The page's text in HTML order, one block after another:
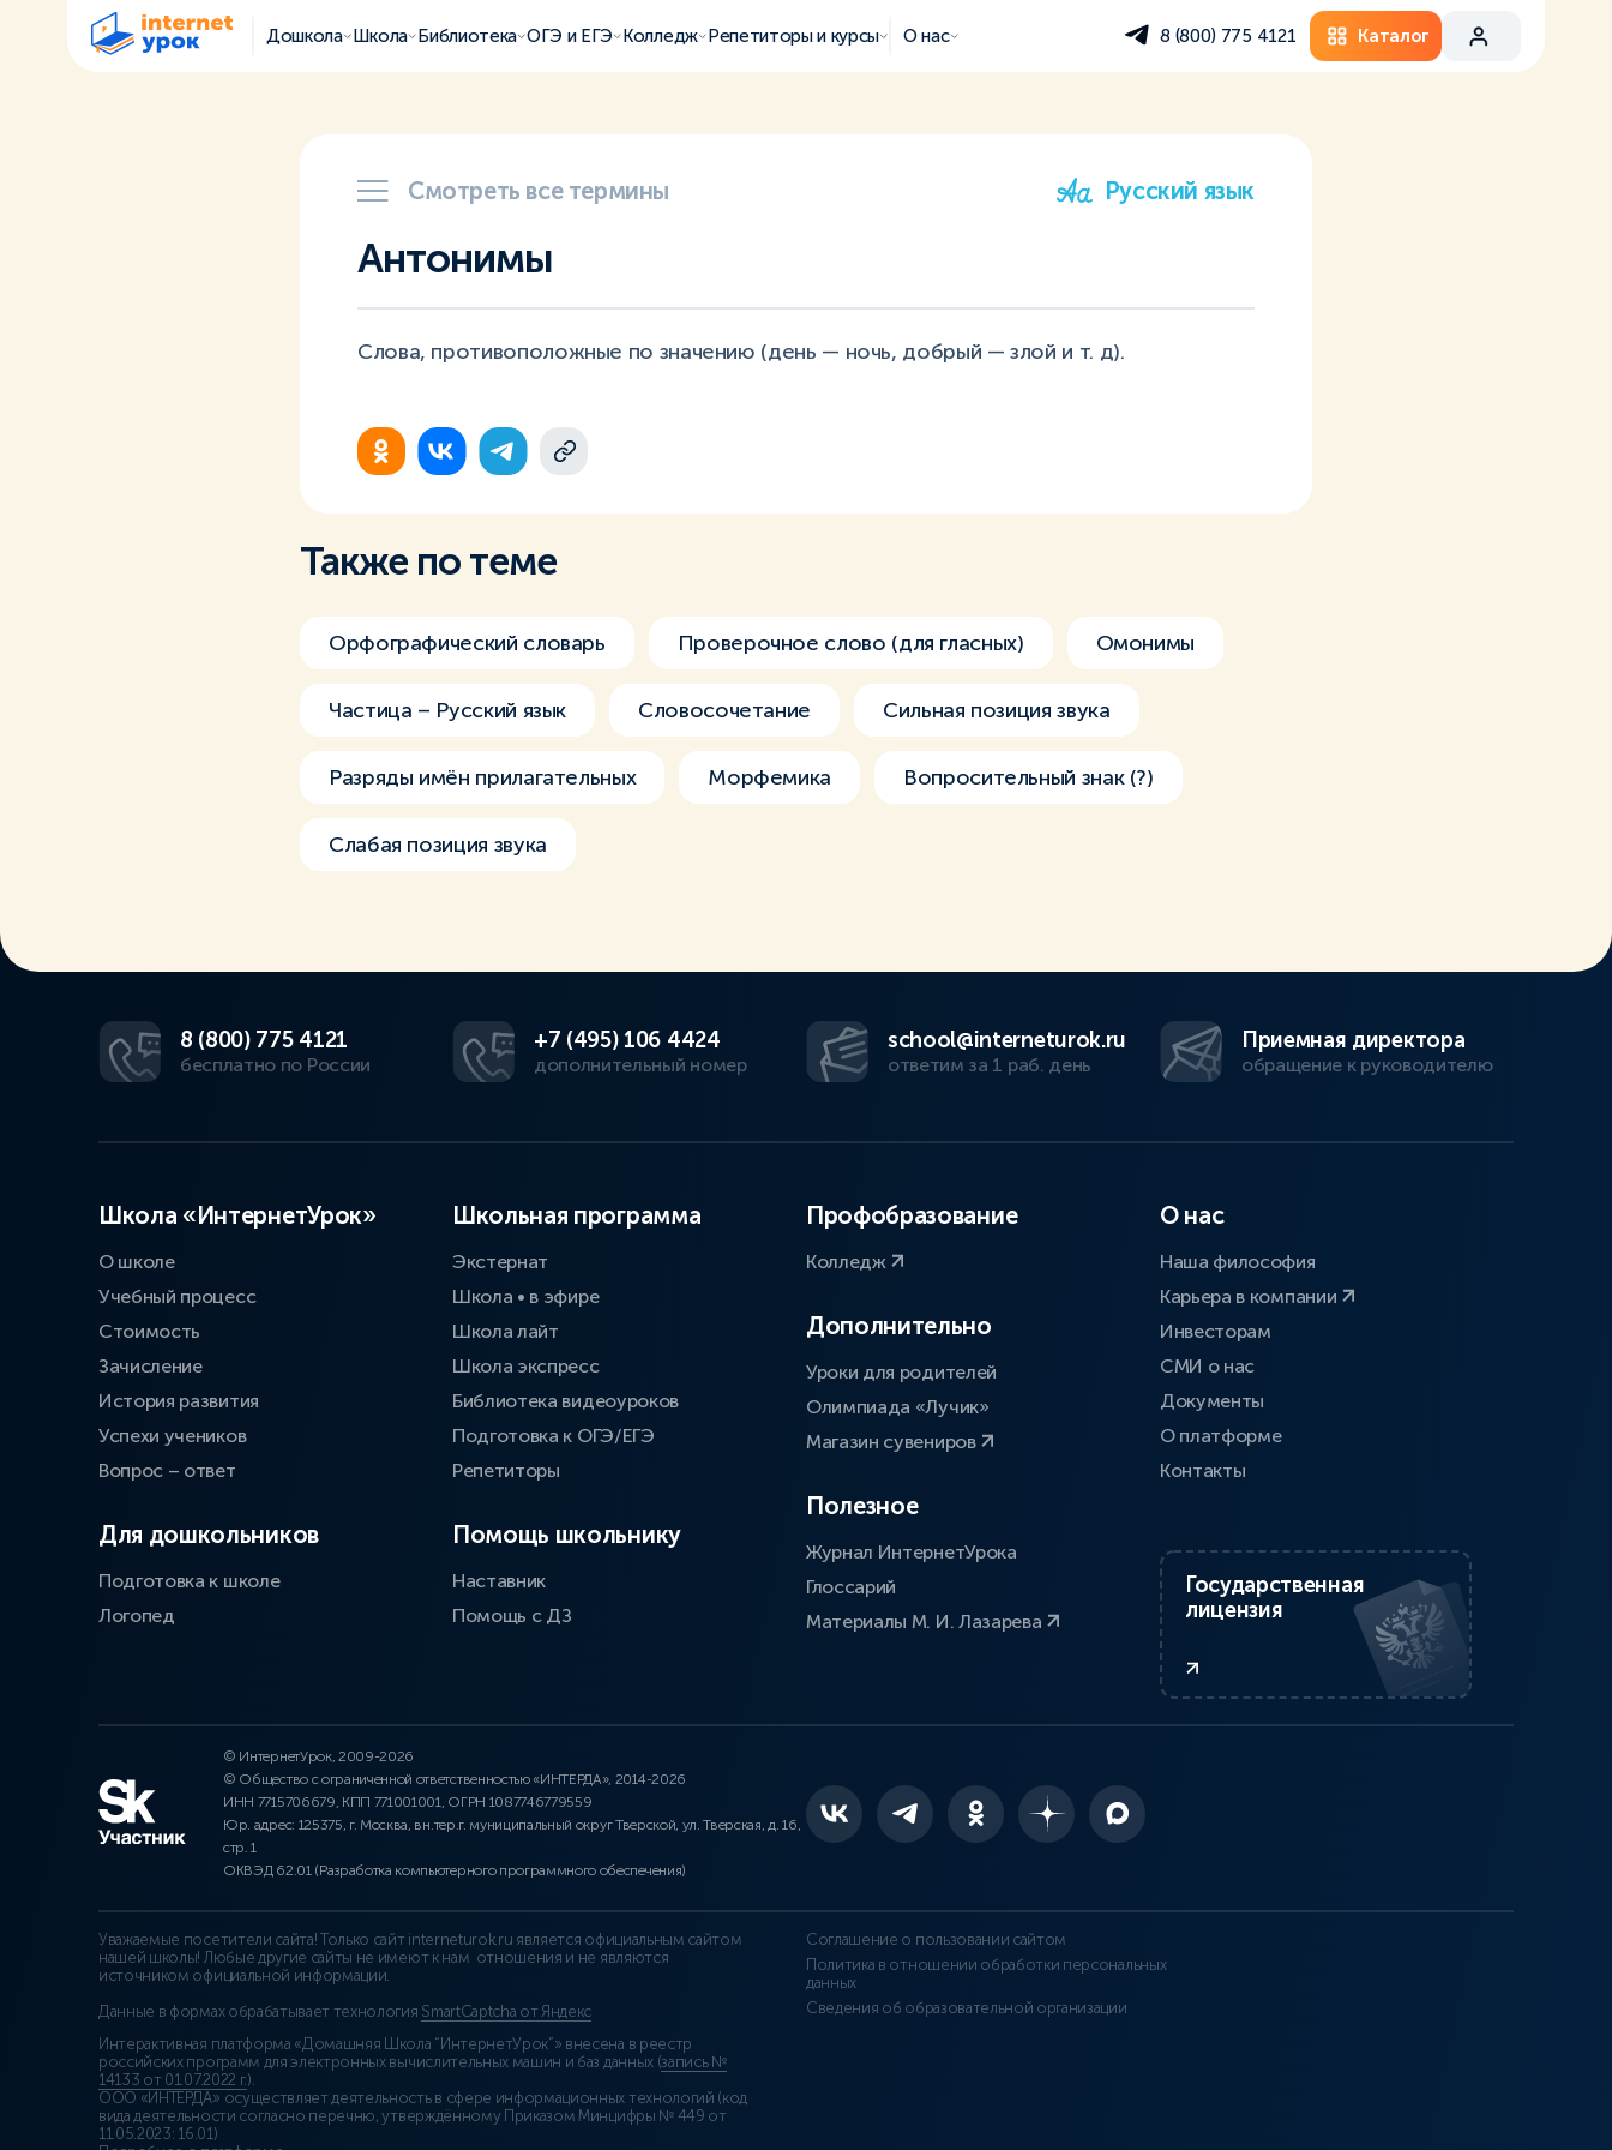
Дошкола Школа Библиотека ОГЭ и ЕГЭ Колледж Репетиторы и курсы О нас 8 (800) 775 4121 Каталог
Смотреть все термины Русский язык
Антонимы
Слова, противоположные по значению (день — ночь, добрый — злой и т. д).
Также по теме
Орфографический словарь Проверочное слово (для гласных) Омонимы
Частица – Русский язык Словосочетание Сильная позиция звука
Разряды имён прилагательных Морфемика Вопросительный знак (?)
Слабая позиция звука
8 (800) 775 4121
бесплатно по России
+7 (495) 106 4424
дополнительный номер
school@interneturok.ru
ответим за 1 раб. день
Приемная директора
обращение к руководителю
Школа «ИнтернетУрок»
О школе
Учебный процесс
Стоимость
Зачисление
История развития
Успехи учеников
Вопрос – ответ
Для дошкольников
Подготовка к школе
Логопед
Школьная программа
Экстернат
Школа • в эфире
Школа лайт
Школа экспресс
Библиотека видеоуроков
Подготовка к ОГЭ/ЕГЭ
Репетиторы
Помощь школьнику
Наставник
Помощь с ДЗ
Профобразование
Колледж
Дополнительно
Уроки для родителей
Олимпиада «Лучик»
Магазин сувениров
Полезное
Журнал ИнтернетУрока
Глоссарий
Материалы М. И. Лазарева
О нас
Наша философия
Карьера в компании
Инвесторам
СМИ о нас
Документы
О платформе
Контакты
Государственная
лицензия
© ИнтернетУрок, 2009-2026
© Общество с ограниченной ответственностью «ИНТЕРДА», 2014-2026
ИНН 7715706679, КПП 771001001, ОГРН 1087746779559
Юр. адрес: 125375, г. Москва, вн.тер.г. муниципальный округ Тверской, ул. Тверская, д. 16,
стр. 1
ОКВЭД 62.01 (Разработка компьютерного программного обеспечения)
Уважаемые посетители сайта! Только сайт interneturok.ru является официальным сайтом
нашей школы! Любые другие сайты не имеют к нам отношения и не являются
источником официальной информации.
Данные в формах обрабатывает технология SmartCaptcha от Яндекс
Интерактивная платформа «Домашняя Школа “ИнтернетУрок”» внесена в реестр
российских программ для электронных вычислительных машин и баз данных (запись №
14133 от 01.07.2022 г.).
ООО «ИНТЕРДА» осуществляет деятельность в сфере информационных технологий (код
вида деятельности согласно перечню, утверждённому Приказом Минцифры № 449 от
11.05.2023: 16.01)
Соглашение о пользовании сайтом
Политика в отношении обработки персональных
данных
Сведения об образовательной организации